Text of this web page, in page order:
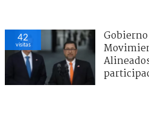
42
visitas